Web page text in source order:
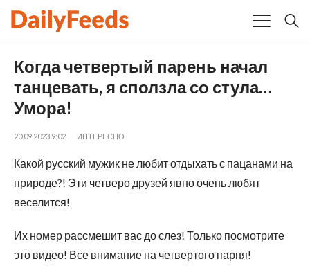
Когда четвертый парень начал
танцевать, я сползла со стула…
Умора!
20.09.2023 9:02 ИНТЕРЕСНО
Какой русский мужик не любит отдыхать с пацанами на
природе?! Эти четверо друзей явно очень любят
веселится!
Их номер рассмешит вас до слез! Только посмотрите
это видео! Все внимание на четвертого парня!